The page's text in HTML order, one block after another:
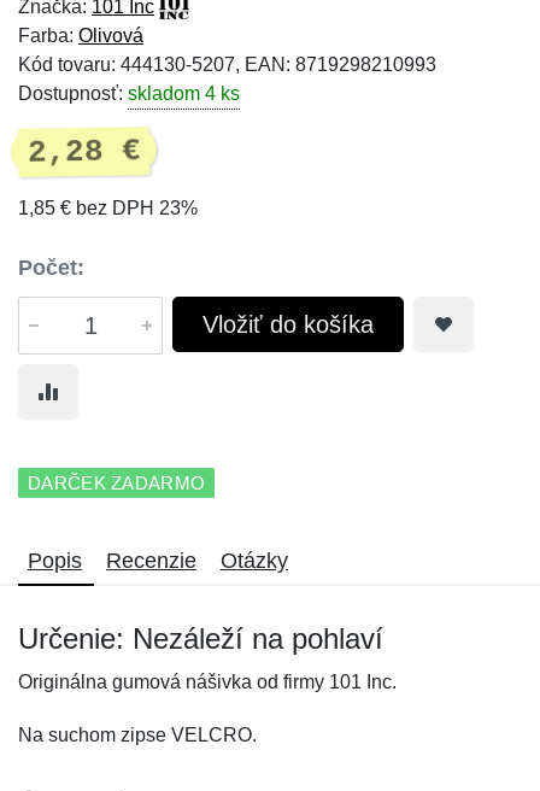
Značka: 101 Inc
Farba: Olivová
Kód tovaru: 444130-5207, EAN: 8719298210993
Dostupnosť: skladom 4 ks
2,28 €
1,85 € bez DPH 23%
Počet:
Vložiť do košíka
DARČEK ZADARMO
Popis Recenzie Otázky
Určenie: Nezáleží na pohlaví
Originálna gumová nášivka od firmy 101 Inc.
Na suchom zipse VELCRO.